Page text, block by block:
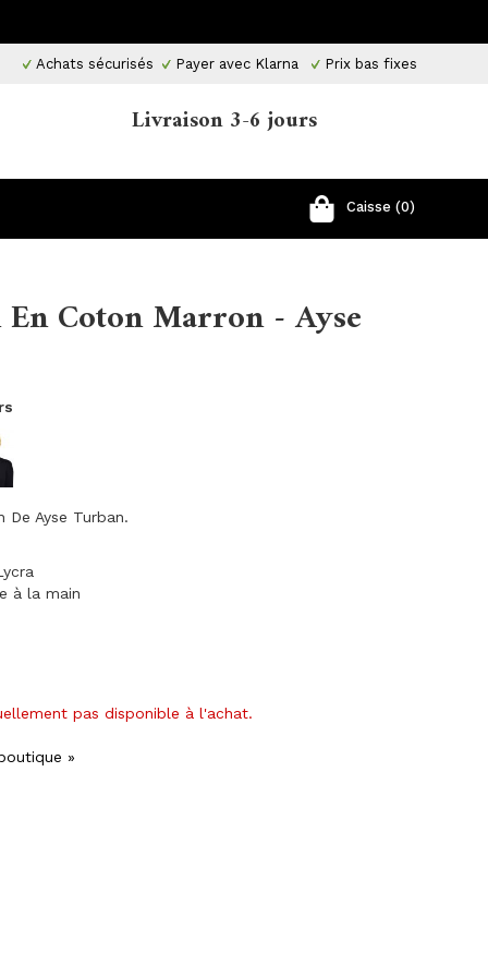
Achats sécurisés Payer avec Klarna Prix ​​bas fixes
Livraison 3-6 jours
Caisse (0)
Coton Marron - Ayse
Ayse Turban.
à la main
pas disponible à l'achat.
»